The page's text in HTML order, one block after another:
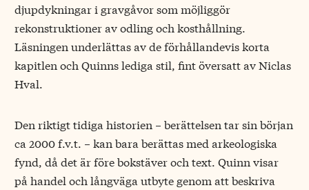
djupdykningar i gravgåvor som möjliggör
rekonstruktioner av odling och kosthållning.
Läsningen underlättas av de förhållandevis korta
kapitlen och Quinns lediga stil, fint översatt av Niclas
Hval.
Den riktigt tidiga historien − berättelsen tar sin början
ca 2000 f.v.t. − kan bara berättas med arkeologiska
fynd, då det är före bokstäver och text. Quinn visar
på handel och långväga utbyte genom att beskriva